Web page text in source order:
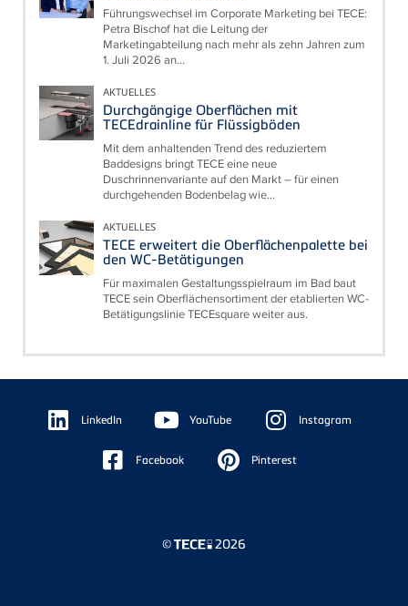
Führungswechsel im Corporate Marketing bei TECE:
Petra Bischof hat die Leitung der
Marketingabteilung nach mehr als zehn Jahren zum
1. Juli 2026 an...
AKTUELLES
Durchgängige Oberflächen mit
TECEdrainline für Flüssigböden
Mit dem anhaltenden Trend des reduziertem
Baddesigns bringt TECE eine neue
Duschrinnenvariante auf den Markt – für einen
durchgehenden Bodenbelag wie...
AKTUELLES
TECE erweitert die Oberflächenpalette bei
den WC-Betätigungen
Für maximalen Gestaltungsspielraum im Bad baut
TECE sein Oberflächensortiment der etablierten WC-
Betätigungslinie TECEsquare weiter aus.
Floating
Sidebar LinkedIn YouTube Instagram
Facebook Pinterest
© 2026